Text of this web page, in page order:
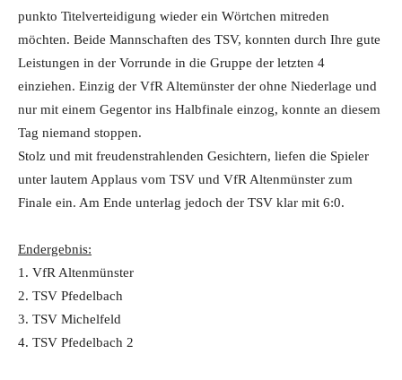
punkto Titelverteidigung wieder ein Wörtchen mitreden
möchten. Beide Mannschaften des TSV, konnten durch Ihre gute
Leistungen in der Vorrunde in die Gruppe der letzten 4
einziehen. Einzig der VfR Altemünster der ohne Niederlage und
nur mit einem Gegentor ins Halbfinale einzog, konnte an diesem
Tag niemand stoppen.
Stolz und mit freudenstrahlenden Gesichtern, liefen die Spieler
unter lautem Applaus vom TSV und VfR Altenmünster zum
Finale ein. Am Ende unterlag jedoch der TSV klar mit 6:0.
Endergebnis:
1. VfR Altenmünster
2. TSV Pfedelbach
3. TSV Michelfeld
4. TSV Pfedelbach 2